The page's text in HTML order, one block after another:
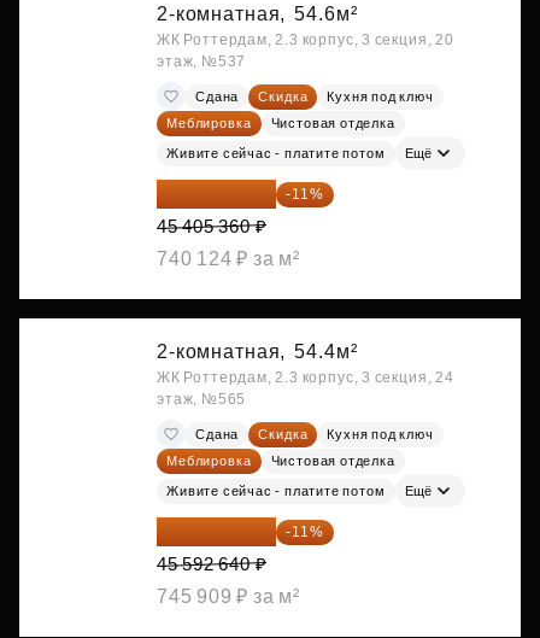
2-комнатная, 54.6м²
ЖК Роттердам, 2.3 корпус, 3 секция, 20
этаж, №537
Сдана Скидка
Кухня под ключ
Меблировка
Чистовая отделка
Живите сейчас - платите потом Ещё
40 410 770 ₽ -11%
45 405 360 ₽
740 124 ₽ за м²
2-комнатная, 54.4м²
ЖК Роттердам, 2.3 корпус, 3 секция, 24
этаж, №565
Сдана Скидка
Кухня под ключ
Меблировка
Чистовая отделка
Живите сейчас - платите потом Ещё
40 577 450 ₽ -11%
45 592 640 ₽
745 909 ₽ за м²